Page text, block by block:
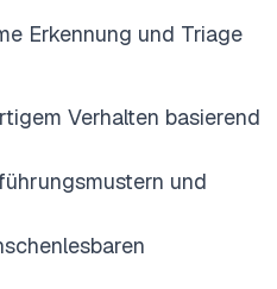
Erkennung und Triage
Verhalten basierend
und